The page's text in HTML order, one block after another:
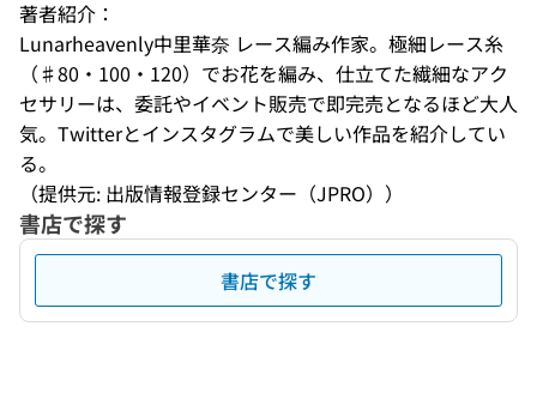
著者紹介：
Lunarheavenly中里華奈 レース編み作家。極細レース糸
（♯80・100・120）でお花を編み、仕立てた繊細なアク
セサリーは、委託やイベント販売で即完売となるほど大人
気。Twitterとインスタグラムで美しい作品を紹介してい
る。
（提供元: 出版情報登録センター（JPRO））
書店で探す
書店で探す